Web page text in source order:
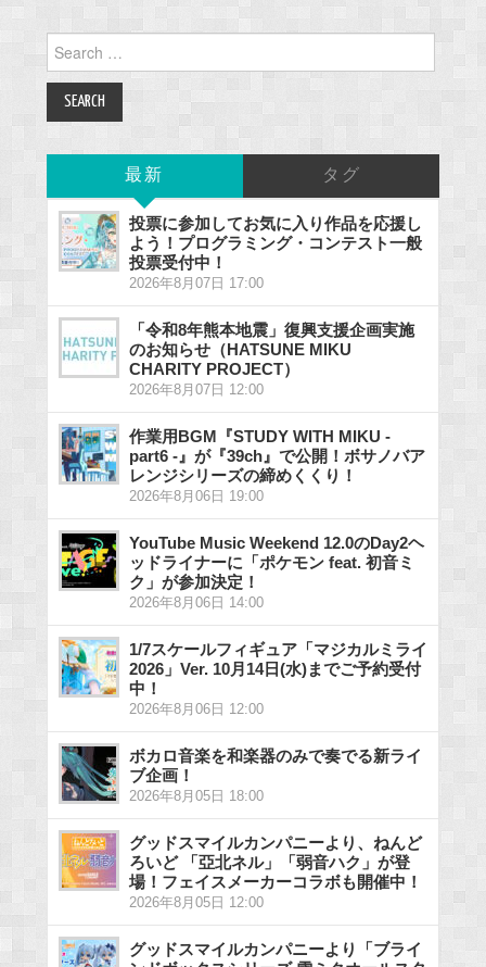
Search
for:
最新 タグ
投票に参加してお気に入り作品を応援し
よう！プログラミング・コンテスト一般
投票受付中！
2026年8月07日 17:00
「令和8年熊本地震」復興支援企画実施
のお知らせ（HATSUNE MIKU
CHARITY PROJECT）
2026年8月07日 12:00
作業用BGM『STUDY WITH MIKU -
part6 -』が『39ch』で公開！ボサノバア
レンジシリーズの締めくくり！
2026年8月06日 19:00
YouTube Music Weekend 12.0のDay2ヘ
ッドライナーに「ポケモン feat. 初音ミ
ク」が参加決定！
2026年8月06日 14:00
1/7スケールフィギュア「マジカルミライ
2026」Ver. 10月14日(水)までご予約受付
中！
2026年8月06日 12:00
ボカロ音楽を和楽器のみで奏でる新ライ
ブ企画！
2026年8月05日 18:00
グッドスマイルカンパニーより、ねんど
ろいど 「亞北ネル」「弱音ハク」が登
場！フェイスメーカーコラボも開催中！
2026年8月05日 12:00
グッドスマイルカンパニーより「ブライ